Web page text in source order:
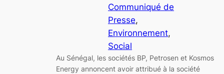
Communiqué de
Presse
Environnement
Social
Au Sénégal, les sociétés BP, Petrosen et Kosmos
Energy annoncent avoir attribué à la société